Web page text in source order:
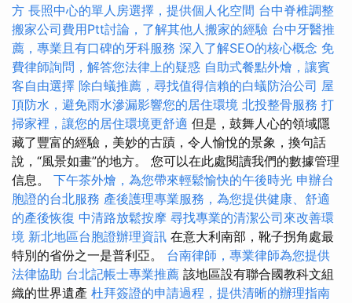
方 長照中心的單人房選擇，提供個人化空間 台中脊椎調整
搬家公司費用Ptt討論，了解其他人搬家的經驗 台中牙醫推
薦，專業且有口碑的牙科服務 深入了解SEO的核心概念 免
費律師詢問，解答您法律上的疑惑 自助式餐點外燴，讓賓
客自由選擇 除白蟻推薦，尋找值得信賴的白蟻防治公司 屋
頂防水，避免雨水滲漏影響您的居住環境 北投整骨服務 打
掃家裡，讓您的居住環境更舒適 但是，鼓舞人心的領域隱
藏了豐富的經驗，美妙的古蹟，令人愉悅的景象，換句話
說，“風景如畫”的地方。 您可以在此處閱讀我們的數據管理
信息。 下午茶外燴，為您帶來輕鬆愉快的午後時光 申辦台
胞證的台北服務 產後護理專業服務，為您提供健康、舒適
的產後恢復 中清路放鬆按摩 尋找專業的清潔公司來改善環
境 新北地區台胞證辦理資訊 在意大利南部，靴子拐角處最
特別的省份之一是普利亞。 台南律師，專業律師為您提供
法律協助 台北記帳士專業推薦 該地區設有聯合國教科文組
織的世界遺產 杜拜簽證的申請過程，提供清晰的辦理指南